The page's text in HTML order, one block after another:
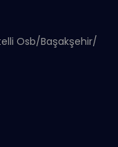
Osb/Başakşehir/